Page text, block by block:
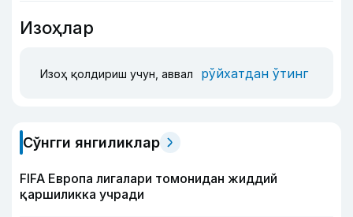
Изоҳлар
Изоҳ қолдириш учун, аввал рўйхатдан ўтинг
Сўнгги янгиликлар
FIFA Европа лигалари томонидан жиддий
қаршиликка учради